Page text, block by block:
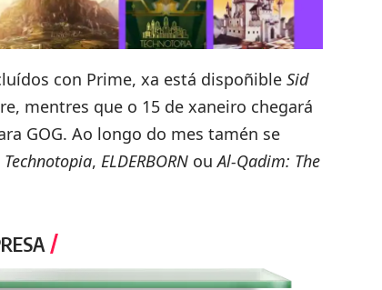
con Prime, xa está dispoñibleSid
mentres que o 15 de xaneiro chegará
GOG. Ao longo do mes tamén se
Technotopia, ELDERBORN ouAl-Qadim: The